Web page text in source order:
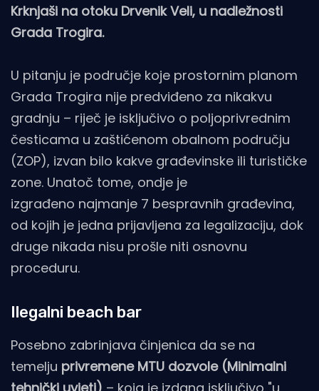
Krknjaši na otoku Drvenik Veli, u nadležnosti
Grada Trogira.
U pitanju je područje koje prostornim planom
Grada Trogira nije predviđeno za nikakvu
gradnju – riječ je isključivo o poljoprivrednim
česticama u zaštićenom obalnom području
(ZOP), izvan bilo kakve građevinske ili turističke
zone. Unatoč tome, ondje je
izgrađeno najmanje 7 bespravnih građevina,
od kojih je jedna prijavljena za legalizaciju, dok
druge nikada nisu prošle niti osnovnu
proceduru.
Ilegalni beach bar
Posebno zabrinjava činjenica da se na
temelju privremene MTU dozvole (Minimalni